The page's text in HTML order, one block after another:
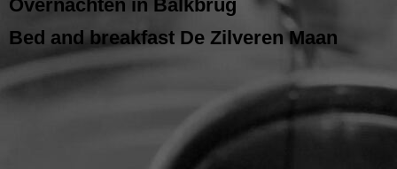
Overnachten in Balkbrug
Bed and breakfast De Zilveren Maan